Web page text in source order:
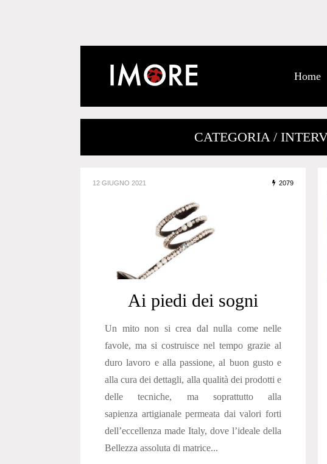
Home
CATEGORIA /
12 GIUGNO 2021 2079
Ai piedi dei sogni
Un mito non si crea dal nulla come nelle
favole, ma si costruisce nel tempo grazie al
duro lavoro e alla passione, al buon gusto e
alla cura dei dettagli, alla qualità dei prodotti e
delle tecniche, ma soprattutto alla
sapienza artigianale permeata dai valori forti
dell’eccellenza made Italy, dove l’ideale della
Bellezza assoluta di matrice...